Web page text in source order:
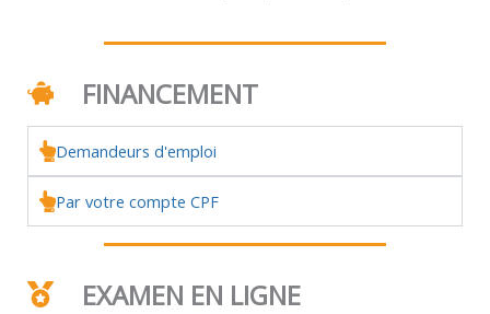
FINANCEMENT
Demandeurs d'emploi
Par votre compte CPF
EXAMEN EN LIGNE